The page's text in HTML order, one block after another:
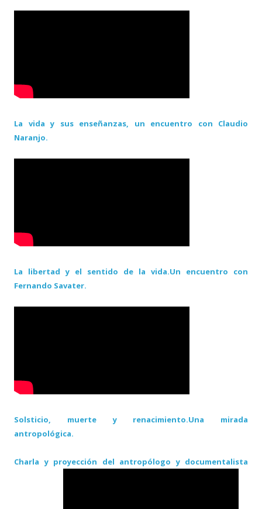
La vida y sus enseñanzas, un encuentro con Claudio
Naranjo.
La libertad y el sentido de la vida.Un encuentro con
Fernando Savater.
Solsticio, muerte y renacimiento.Una mirada
antropológica.
Charla y proyección del antropólogo y documentalista